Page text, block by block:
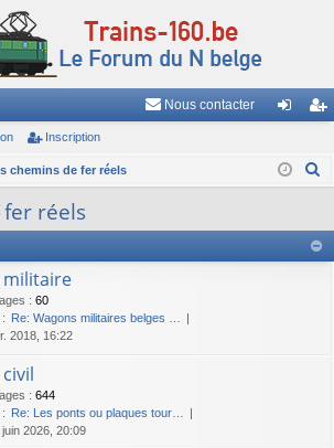
Nous contacter
ne cri
on
Inscription
chemins de fer réels
e
fer réels
: 60
Re: Wagons militaires belges …
2018, 16:22
: 644
Re: Les ponts ou plaques tour…
juin 2026, 20:09